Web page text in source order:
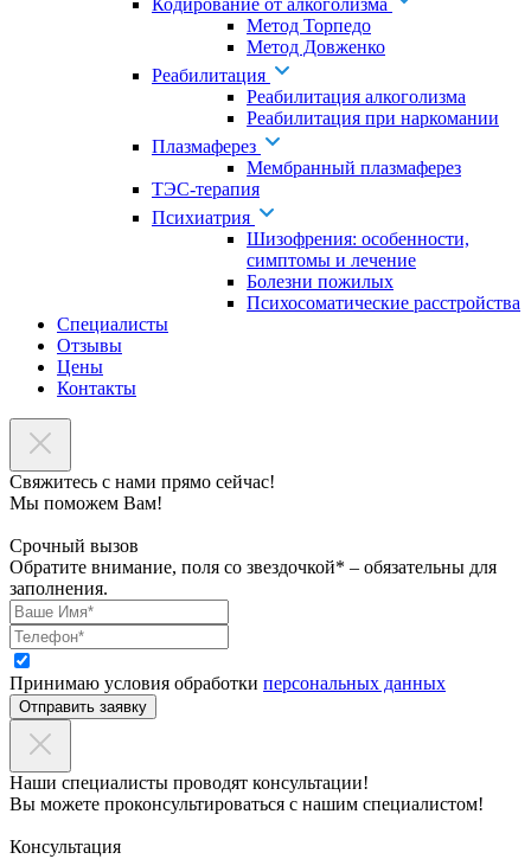
Кодирование от алкоголизма
Метод Торпедо
Метод Довженко
Реабилитация
Реабилитация алкоголизма
Реабилитация при наркомании
Плазмаферез
Мембранный плазмаферез
ТЭС-терапия
Психиатрия
Шизофрения: особенности,
симптомы и лечение
Болезни пожилых
Психосоматические расстройства
Специалисты
Отзывы
Цены
Контакты
Свяжитесь с нами прямо сейчас!
Мы поможем Вам!
Срочный вызов
Обратите внимание, поля со звездочкой* – обязательны для
заполнения.
Принимаю условия обработки персональных данных
Отправить заявку
Наши специалисты проводят консультации!
Вы можете проконсультироваться с нашим специалистом!
Консультация